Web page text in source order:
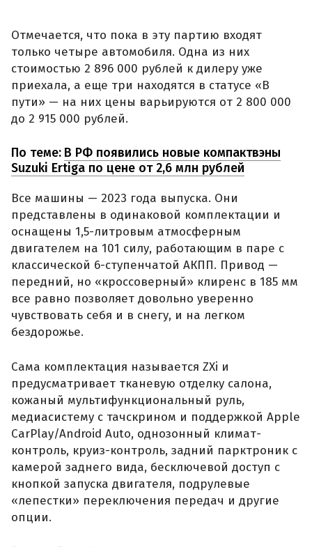
Отмечается, что пока в эту партию входят
только четыре автомобиля. Одна из них
стоимостью 2 896 000 рублей к дилеру уже
приехала, а еще три находятся в статусе «В
пути» — на них цены варьируются от 2 800 000
до 2 915 000 рублей.
По теме: В РФ появились новые компактвэны
Suzuki Ertiga по цене от 2,6 млн рублей
Все машины — 2023 года выпуска. Они
представлены в одинаковой комплектации и
оснащены 1,5-литровым атмосферным
двигателем на 101 силу, работающим в паре с
классической 6-ступенчатой АКПП. Привод —
передний, но «кроссоверный» клиренс в 185 мм
все равно позволяет довольно уверенно
чувствовать себя и в снегу, и на легком
бездорожье.
Сама комплектация называется ZXi и
предусматривает тканевую отделку салона,
кожаный мультифункциональный руль,
медиасистему с тачскрином и поддержкой Apple
CarPlay/Android Auto, однозонный климат-
контроль, круиз-контроль, задний парктроник с
камерой заднего вида, бесключевой доступ с
кнопкой запуска двигателя, подрулевые
«лепестки» переключения передач и другие
опции.